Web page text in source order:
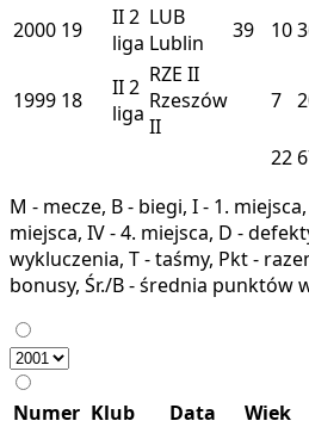
2000 19 II2
liga
LUB
Lublin
39 10
1999 18 II2
liga
RZE II
Rzeszów
II
7
22
M - mecze, B - biegi, I - 1.
miejsca, IV - 4. miejsca, D -
wykluczenia, T - taśmy, Pkt -
bonusy, Śr./B - średnia punktów
Numer Klub Data Wiek